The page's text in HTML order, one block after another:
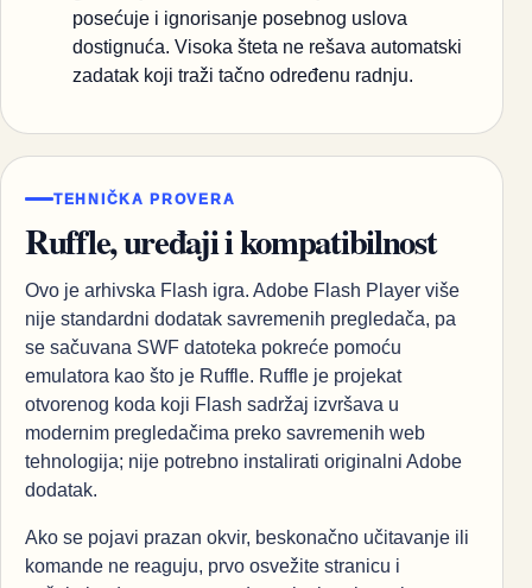
posećuje i ignorisanje posebnog uslova
dostignuća. Visoka šteta ne rešava automatski
zadatak koji traži tačno određenu radnju.
TEHNIČKA PROVERA
Ruffle, uređaji i kompatibilnost
Ovo je arhivska Flash igra. Adobe Flash Player više
nije standardni dodatak savremenih pregledača, pa
se sačuvana SWF datoteka pokreće pomoću
emulatora kao što je Ruffle. Ruffle je projekat
otvorenog koda koji Flash sadržaj izvršava u
modernim pregledačima preko savremenih web
tehnologija; nije potrebno instalirati originalni Adobe
dodatak.
Ako se pojavi prazan okvir, beskonačno učitavanje ili
komande ne reaguju, prvo osvežite stranicu i